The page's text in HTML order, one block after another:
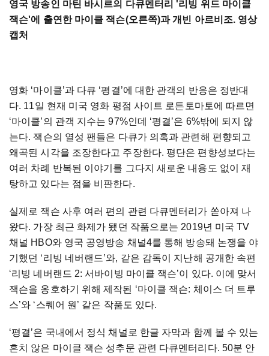
영국 방송인 마틴 바시르의 다큐멘터리 '리빙 위드 마이클
잭슨'에 출연한 마이클 잭슨(오른쪽)과 개빈 아르비조. 영상
캡처
영화 ‘마이클’과 다큐 ‘평결’에 대한 관객의 반응은 정반대
다. 11일 현재 미국 영화 평점 사이트 로튼토마토에 따르면
‘마이클’의 관객 지수는 97%인데 ‘평결’은 6%밖에 되지 않
는다. 잭슨의 열성 팬들은 다큐가 의혹과 관련해 편향되고
왜곡된 시각을 조장한다고 주장한다. 평단은 편향성보다는
여러 차례 반복된 이야기를 그다지 새로운 내용도 없이 재
탕하고 있다는 점을 비판한다.
실제로 잭슨 사후 여러 편의 관련 다큐멘터리가 쏟아져 나
왔다. 가장 최근 화제가 됐던 작품으로는 2019년 미국 TV
채널 HBO와 영국 공영방송 채널4를 통해 방송돼 논쟁을 야
기했던 ‘리빙 네버랜드’와, 같은 감독이 지난해 공개한 속편
‘리빙 네버랜드 2: 서바이빙 마이클 잭슨’이 있다. 이에 맞서
잭슨을 옹호하기 위해 제작된 ‘마이클 잭슨: 체이스 더 트루
스’와 ‘스퀘어 원’ 같은 작품도 있다.
‘평결’은 국내에서 정식 채널로 한글 자막과 함께 볼 수 있는
흔치 않은 마이클 잭슨 성추문 관련 다큐멘터리다. 50분 안